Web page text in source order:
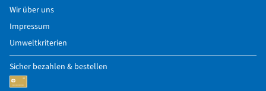
Wir über uns
Impressum
Umweltkriterien
Sicher bezahlen & bestellen